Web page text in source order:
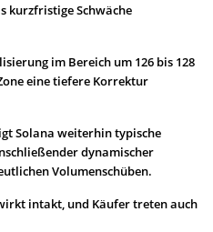
kurzfristige Schwäche
im Bereich um 126 bis 128
eine tiefere Korrektur
Solana weiterhin typische
dynamischer
Volumenschüben.
intakt, und Käufer treten auch